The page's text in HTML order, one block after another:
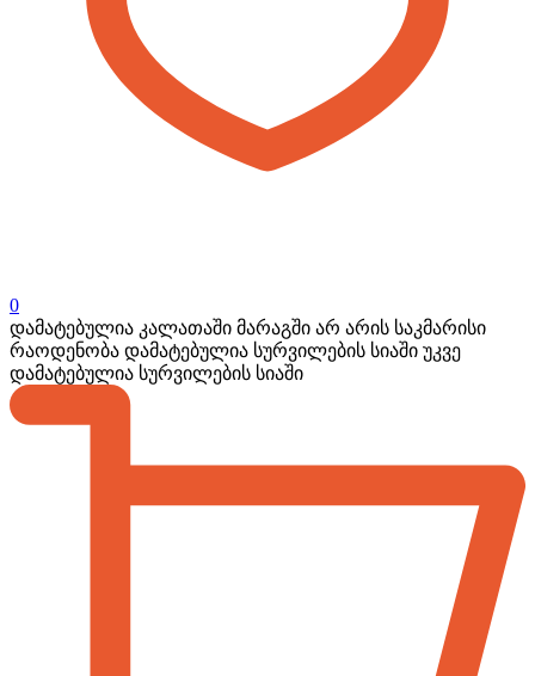
0
დამატებულია კალათაში მარაგში არ არის საკმარისი
რაოდენობა დამატებულია სურვილების სიაში უკვე
დამატებულია სურვილების სიაში